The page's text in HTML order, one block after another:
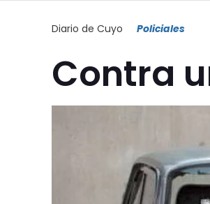
Diario de Cuyo Policiales
Contra